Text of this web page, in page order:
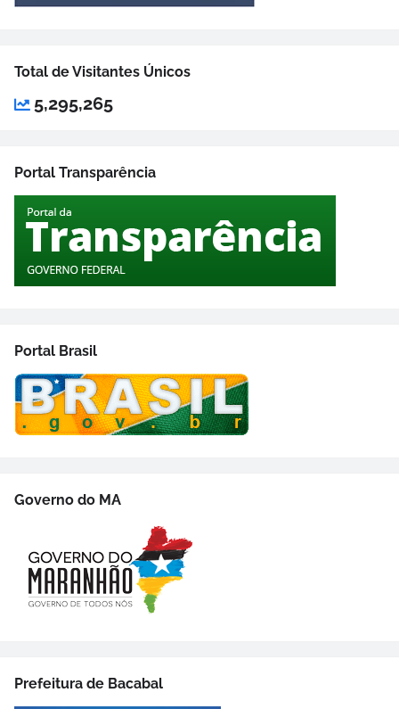
Total de Visitantes Únicos
5,295,265
Portal Transparência
Portal Brasil
Governo do MA
Prefeitura de Bacabal